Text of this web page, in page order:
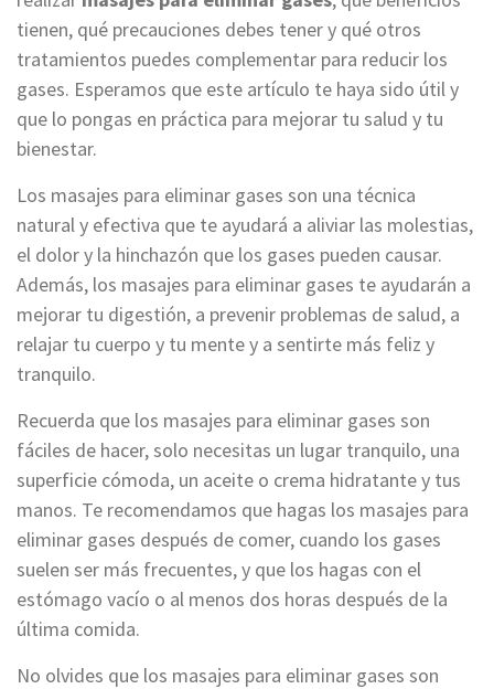
tienen, qué precauciones debes tener y qué otros
tratamientos puedes complementar para reducir los
gases. Esperamos que este artículo te haya sido útil y
que lo pongas en práctica para mejorar tu salud y tu
bienestar.
Los masajes para eliminar gases son una técnica
natural y efectiva que te ayudará a aliviar las molestias,
el dolor y la hinchazón que los gases pueden causar.
Además, los masajes para eliminar gases te ayudarán a
mejorar tu digestión, a prevenir problemas de salud, a
relajar tu cuerpo y tu mente y a sentirte más feliz y
tranquilo.
Recuerda que los masajes para eliminar gases son
fáciles de hacer, solo necesitas un lugar tranquilo, una
superficie cómoda, un aceite o crema hidratante y tus
manos. Te recomendamos que hagas los masajes para
eliminar gases después de comer, cuando los gases
suelen ser más frecuentes, y que los hagas con el
estómago vacío o al menos dos horas después de la
última comida.
No olvides que los masajes para eliminar gases son